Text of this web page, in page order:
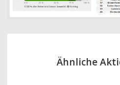
Ähnliche